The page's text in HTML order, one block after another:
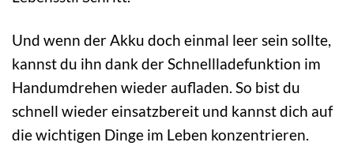
Und wenn der Akku doch einmal leer sein sollte,
kannst du ihn dank der Schnellladefunktion im
Handumdrehen wieder aufladen. So bist du
schnell wieder einsatzbereit und kannst dich auf
die wichtigen Dinge im Leben konzentrieren.